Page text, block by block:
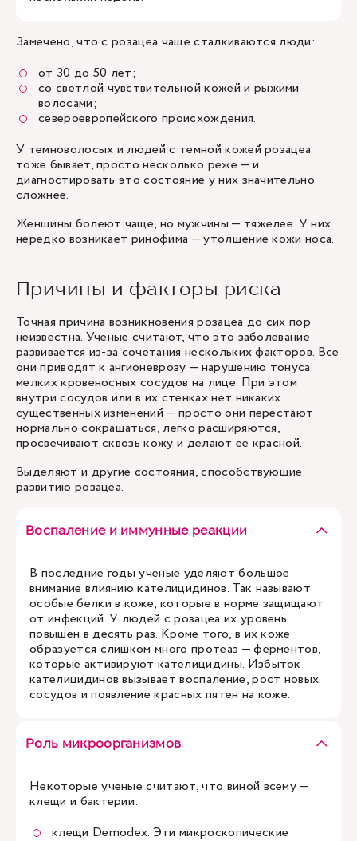
Замечено, что с розацеа чаще сталкиваются люди:
от 30 до 50 лет;
со светлой чувствительной кожей и рыжими
волосами;
североевропейского происхождения.
У темноволосых и людей с темной кожей розацеа
тоже бывает, просто несколько реже — и
диагностировать это состояние у них значительно
сложнее.
Женщины болеют чаще, но мужчины — тяжелее. У них
нередко возникает ринофима — утолщение кожи носа.
Причины и факторы риска
Точная причина возникновения розацеа до сих пор
неизвестна. Ученые считают, что это заболевание
развивается из-за сочетания нескольких факторов. Все
они приводят к ангионеврозу — нарушению тонуса
мелких кровеносных сосудов на лице. При этом
внутри сосудов или в их стенках нет никаких
существенных изменений — просто они перестают
нормально сокращаться, легко расширяются,
просвечивают сквозь кожу и делают ее красной.
Выделяют и другие состояния, способствующие
развитию розацеа.
Воспаление и иммунные реакции
В последние годы ученые уделяют большое
внимание влиянию кателицидинов. Так называют
особые белки в коже, которые в норме защищают
от инфекций. У людей с розацеа их уровень
повышен в десять раз. Кроме того, в их коже
образуется слишком много протеаз — ферментов,
которые активируют кателицидины. Избыток
кателицидинов вызывает воспаление, рост новых
сосудов и появление красных пятен на коже.
Роль микроорганизмов
Некоторые ученые считают, что виной всему —
клещи и бактерии:
клещи Demodex. Эти микроскопические